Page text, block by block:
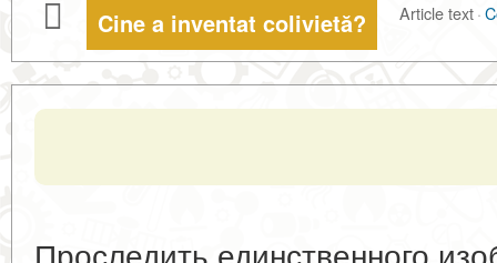
Cine a inventat colivietă? Article text·
Проследить единственного